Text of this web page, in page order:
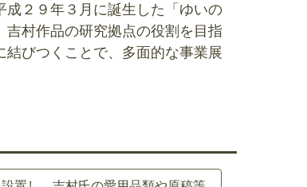
２９年３月に誕生した「ゆいの
村作品の研究拠点の役割を目指
びつくことで、多面的な事業展